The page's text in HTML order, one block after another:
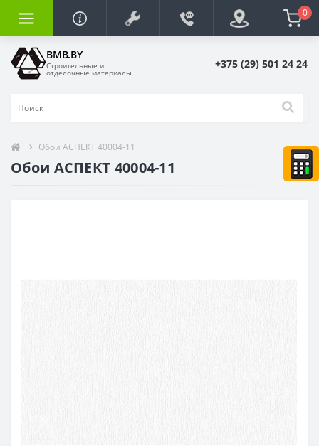
0
BMB.BY
Строительные и
отделочные материалы
+375 (29) 501 24 24
Обои АСПЕКТ 40004-11
Обои АСПЕКТ 40004-11